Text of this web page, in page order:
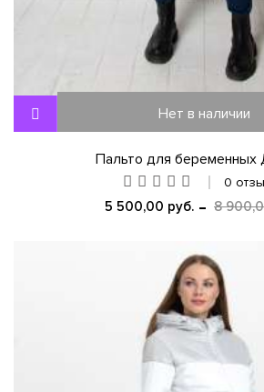
Нет в наличии
Пальто для беременных
0
5 500,00 руб. 8